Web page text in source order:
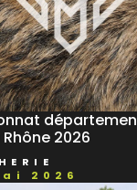
2026
2026